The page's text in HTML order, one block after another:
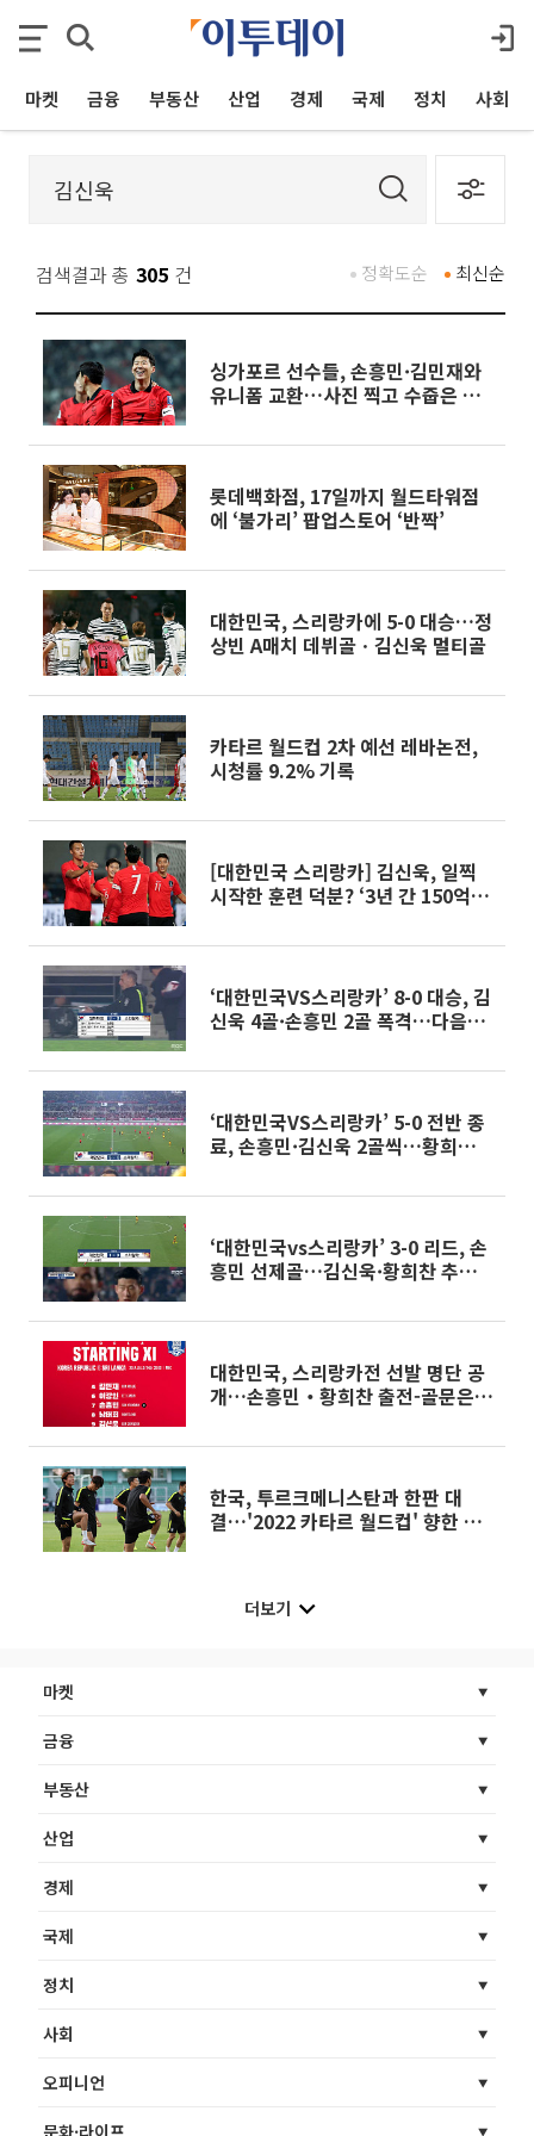
마켓 금융 부동산 산업 경제 국제 정치 사회
검색결과 총 305 건 최신순
정확도순
싱가포르 선수들, 손흥민·김민재와
유니폼 교환…사진 찍고 수줍은 미
롯데백화점, 17일까지 월드타워점
에 ‘불가리’ 팝업스토어 ‘반짝’
대한민국, 스리랑카에 5-0 대승…정
상빈 A매치 데뷔골ㆍ김신욱 멀티골
카타르 월드컵 2차 예선 레바논전,
시청률 9.2% 기록
[대한민국 스리랑카] 김신욱, 일찍
시작한 훈련 덕분? ‘3년 간 150억’
‘대한민국VS스리랑카’ 8-0 대승, 김
신욱 4골·손흥민 2골 폭격…다음
‘대한민국VS스리랑카’ 5-0 전반 종
료, 손흥민·김신욱 2골씩…황희찬
‘대한민국vs스리랑카’ 3-0 리드, 손
흥민 선제골…김신욱·황희찬 추가
대한민국, 스리랑카전 선발 명단 공
개…손흥민‧황희찬 출전-골문은
한국, 투르크메니스탄과 한판 대
결…'2022 카타르 월드컵' 향한 첫
더보기
마켓
금융
부동산
산업
경제
국제
정치
사회
오피니언
문화·라이프